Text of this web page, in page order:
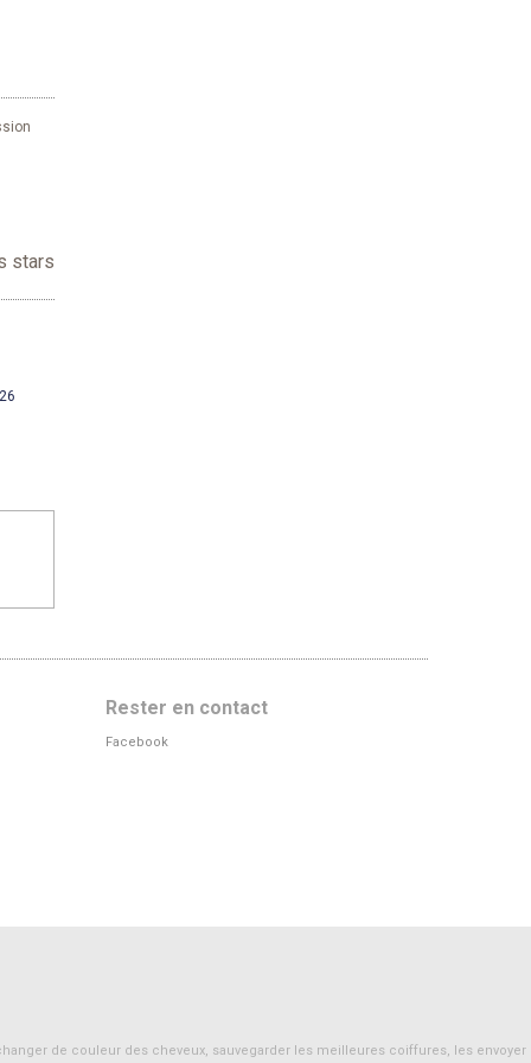
stars
Rester en contact
Facebook
de couleur des cheveux, sauvegarder les meilleures coiffures, les envoyer